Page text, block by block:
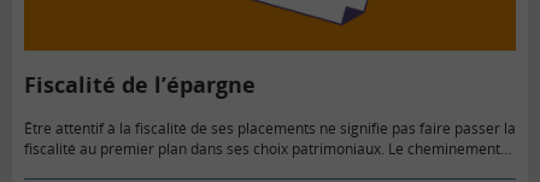
Fiscalité de l’épargne
Être attentif à la fiscalité de ses placements ne signifie pas faire passer la
fiscalité au premier plan dans ses choix patrimoniaux. Le cheminement